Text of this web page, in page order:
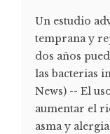
Un estudio
temprana y
dos años
las bacterias
News) -- El
aumentar el
asma y